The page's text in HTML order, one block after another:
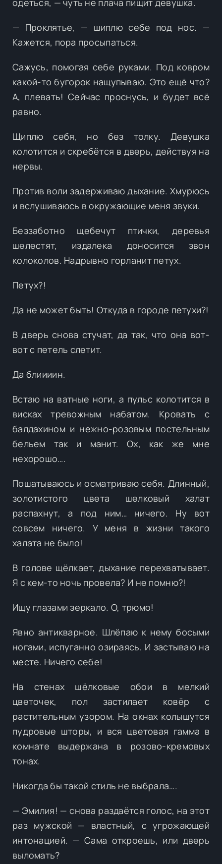
одеться, — чуть не плача пищит девушка.
— Проклятье, — шиплю себе под нос. —
Кажется, пора просыпаться.
Сажусь, помогая себе руками. Под ковром
какой-то бугорок нащупываю. Это ещё что?
А, плевать! Сейчас проснусь, и будет всё
равно.
Щиплю себя, но без толку. Девушка
колотится и скребётся в дверь, действуя на
нервы.
Против воли задерживаю дыхание. Хмурюсь
и вслушиваюсь в окружающие меня звуки.
Беззаботно щебечут птички, деревья
шелестят, издалека доносится звон
колоколов. Надрывно горланит петух.
Петух?!
Да не может быть! Откуда в городе петухи?!
В дверь снова стучат, да так, что она вот-
вот с петель слетит.
Да блиииин.
Встаю на ватные ноги, а пульс колотится в
висках тревожным набатом. Кровать с
балдахином и нежно-розовым постельным
бельем так и манит. Ох, как же мне
нехорошо….
Пошатываюсь и осматриваю себя. Длинный,
золотистого цвета шелковый халат
распахнут, а под ним… ничего. Ну вот
совсем ничего. У меня в жизни такого
халата не было!
В голове щёлкает, дыхание перехватывает.
Я с кем-то ночь провела? И не помню?!
Ищу глазами зеркало. О, трюмо!
Явно антикварное. Шлёпаю к нему босыми
ногами, испуганно озираясь. И застываю на
месте. Ничего себе!
На стенах шёлковые обои в мелкий
цветочек, пол застилает ковёр с
растительным узором. На окнах колышутся
пудровые шторы, и вся цветовая гамма в
комнате выдержана в розово-кремовых
тонах.
Никогда бы такой стиль не выбрала….
— Эмилия! — снова раздаётся голос, на этот
раз мужской — властный, с угрожающей
интонацией. — Сама откроешь, или дверь
выломать?